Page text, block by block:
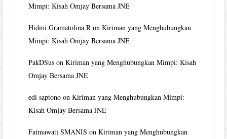
Mimpi: Kisah Omjay Bersama JNE
Hidmi Gramatolina R onKiriman yang Menghubungkan
Mimpi: Kisah Omjay Bersama JNE
PakDSus onKiriman yang Menghubungkan Mimpi: Kisah
Omjay Bersama JNE
edi saptono onKiriman yang Menghubungkan Mimpi:
Kisah Omjay Bersama JNE
Fatmawati SMANIS onKiriman yang Menghubungkan